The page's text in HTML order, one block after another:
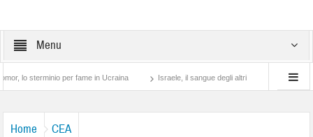
Menu
per fame in Ucraina Israele, il sangue degli altri Lotta di classe… tra
Home CEA